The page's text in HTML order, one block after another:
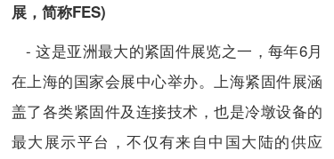
展，简称FES)
- 这是亚洲最大的紧固件展览之一，每年6月
在上海的国家会展中心举办。上海紧固件展涵
盖了各类紧固件及连接技术，也是冷墩设备的
最大展示平台，不仅有来自中国大陆的供应